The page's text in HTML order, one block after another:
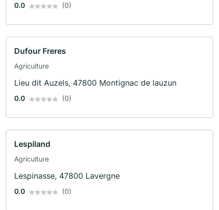
0.0 (0)
Dufour Freres
Agriculture
Lieu dit Auzels, 47800 Montignac de lauzun
0.0 (0)
Lespiland
Agriculture
Lespinasse, 47800 Lavergne
0.0 (0)